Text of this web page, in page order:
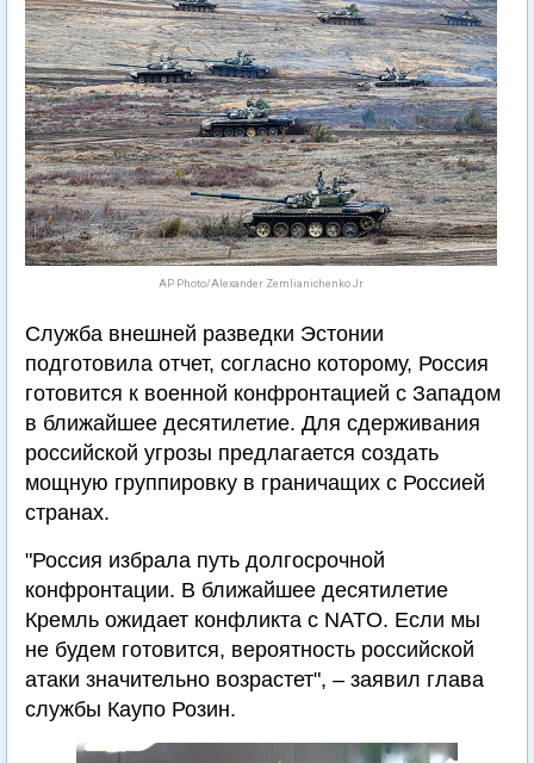
AP Photo/Alexander Zemlianichenko Jr
Служба внешней разведки Эстонии
подготовила отчет, согласно которому, Россия
готовится к военной конфронтацией с Западом
в ближайшее десятилетие. Для сдерживания
российской угрозы предлагается создать
мощную группировку в граничащих с Россией
странах.
"Россия избрала путь долгосрочной
конфронтации. В ближайшее десятилетие
Кремль ожидает конфликта с NATO. Если мы
не будем готовится, вероятность российской
атаки значительно возрастет", – заявил глава
службы Каупо Розин.